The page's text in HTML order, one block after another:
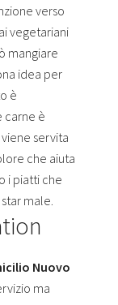
verso
vegetariani
mangiare
idea per
è
carne è
servita
che aiuta
i piatti che
male.
Nuovo
ma